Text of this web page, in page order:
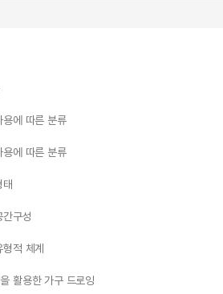
용에 따른 분류
용에 따른 분류
구성
적 체계
활용한 가구 드로잉